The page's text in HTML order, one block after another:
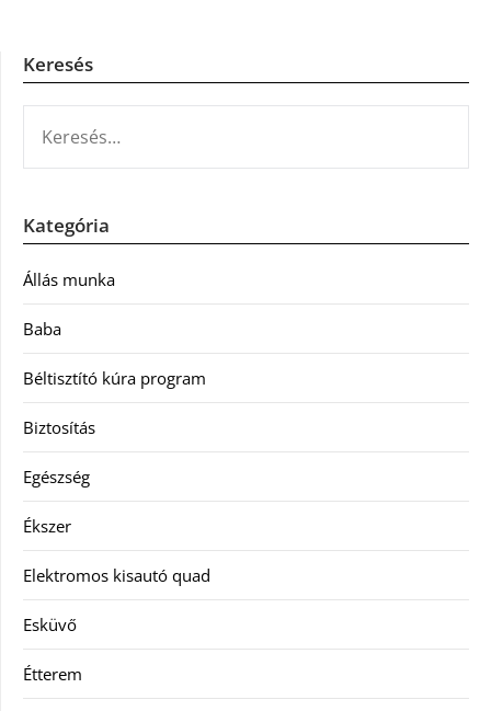
Keresés
Kategória
Állás munka
Baba
Béltisztító kúra program
Biztosítás
Egészség
Ékszer
Elektromos kisautó quad
Esküvő
Étterem